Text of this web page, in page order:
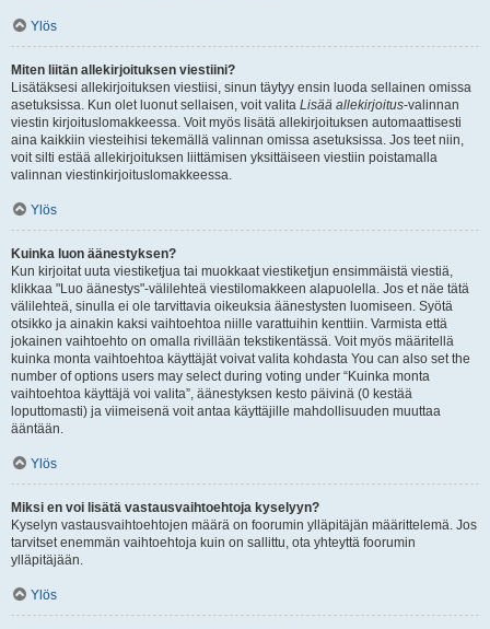
Ylös
Miten liitän allekirjoituksen viestiini?
Lisätäksesi allekirjoituksen viestiisi, sinun täytyy ensin luoda sellainen omissa
asetuksissa. Kun olet luonut sellaisen, voit valita Lisää allekirjoitus-valinnan
viestin kirjoituslomakkeessa. Voit myös lisätä allekirjoituksen automaattisesti
aina kaikkiin viesteihisi tekemällä valinnan omissa asetuksissa. Jos teet niin,
voit silti estää allekirjoituksen liittämisen yksittäiseen viestiin poistamalla
valinnan viestinkirjoituslomakkeessa.
Ylös
Kuinka luon äänestyksen?
Kun kirjoitat uuta viestiketjua tai muokkaat viestiketjun ensimmäistä viestiä,
klikkaa "Luo äänestys"-välilehteä viestilomakkeen alapuolella. Jos et näe tätä
välilehteä, sinulla ei ole tarvittavia oikeuksia äänestysten luomiseen. Syötä
otsikko ja ainakin kaksi vaihtoehtoa niille varattuihin kenttiin. Varmista että
jokainen vaihtoehto on omalla rivillään tekstikentässä. Voit myös määritellä
kuinka monta vaihtoehtoa käyttäjät voivat valita kohdasta You can also set the
number of options users may select during voting under “Kuinka monta
vaihtoehtoa käyttäjä voi valita”, äänestyksen kesto päivinä (0 kestää
loputtomasti) ja viimeisenä voit antaa käyttäjille mahdollisuuden muuttaa
ääntään.
Ylös
Miksi en voi lisätä vastausvaihtoehtoja kyselyyn?
Kyselyn vastausvaihtoehtojen määrä on foorumin ylläpitäjän määrittelemä. Jos
tarvitset enemmän vaihtoehtoja kuin on sallittu, ota yhteyttä foorumin
ylläpitäjään.
Ylös